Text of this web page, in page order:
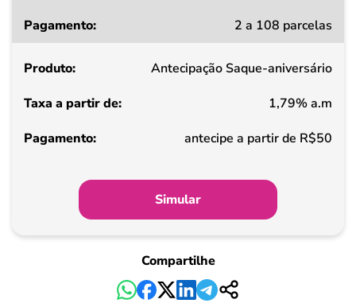
a
de
Pagamento
2 a 108 parcelas
Antecipação Saque-aniversário
1,79% a.m
antecipe a partir de R$50
Simular
Compartilhe